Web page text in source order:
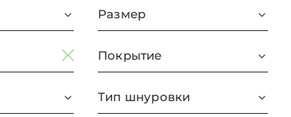
Размер
Покрытие
Тип шнуровки